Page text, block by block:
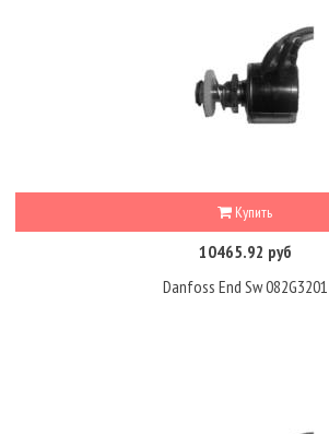
Купить
10465.92 руб
Danfoss End Sw 082G3201